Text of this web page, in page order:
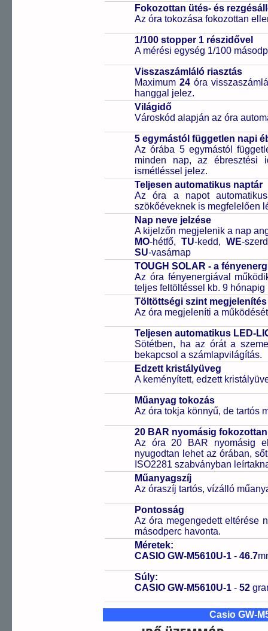
Fokozottan ütés- és
Az óra tokozása fokozottan
1/100 stopper 1 részidővel
A mérési egység 1/100
Visszaszámláló riasztás
Maximum24 óra
hanggal jelez.
Világidő
Városkód alapján az óra
5 egymástól független napi
Az órába 5 egymástól
minden nap, az ébresztési
ismétléssel jelez.
Teljesen automatikus naptár
Az óra a napot
szökőéveknek is megfelelően
Nap neve jelzése
A kijelzőn megjelenik a nap
MO-hétfő,TU-kedd,WE-
SU-vasárnap
TOUGH SOLAR - a
Az óra fényenergiával
teljes feltöltéssel kb. 9
Töltöttségi szint megjelenítés
Az óra megjeleníti a
Teljesen automatikus LED-
Sötétben, ha az órát a
bekapcsol a számlapvilágítás.
Edzett kristályüveg
A keményített, edzett
Műanyag tokozás
Az óra tokja könnyű, de tartós
20 BAR nyomásig
Az óra 20 BAR nyomásig
nyugodtan lehet az órában,
ISO2281 szabványban
Műanyagszíj
Az óraszíj tartós, vízálló
Pontosság
Az óra megengedett eltérése
másodperc havonta.
Méretek:
CASIO GW-M5610U-1 - 46.7
Súly:
CASIO GW-M5610U-1 - 52
Casio GW-